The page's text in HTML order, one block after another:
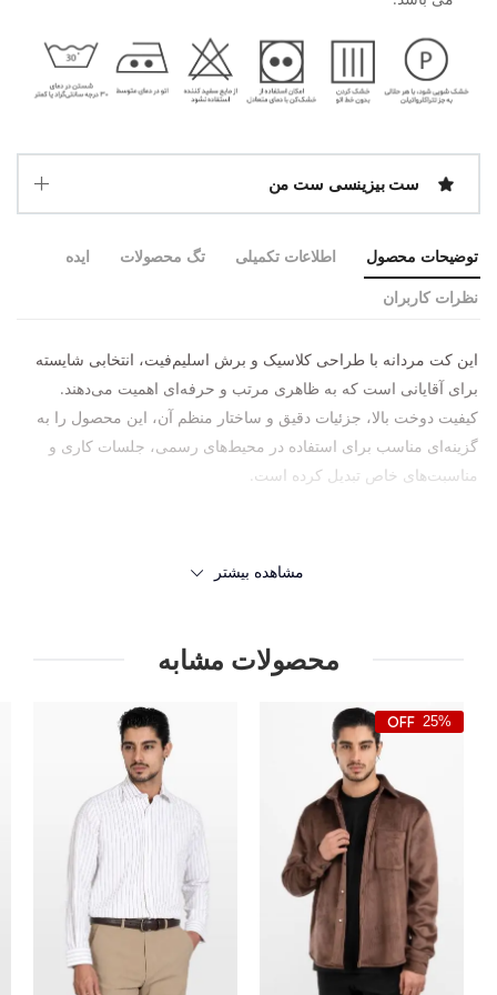
ست بیزینسی ست من
توضیحات محصول اطلاعات تکمیلی تگ محصولات ایده
نظرات کاربران
این کت مردانه با طراحی کلاسیک و برش اسلیم‌فیت، انتخابی شایسته
برای آقایانی است که به ظاهری مرتب و حرفه‌ای اهمیت می‌دهند.
کیفیت دوخت بالا، جزئیات دقیق و ساختار منظم آن، این محصول را به
گزینه‌ای مناسب برای استفاده در محیط‌های رسمی، جلسات کاری و
مناسبت‌های خاص تبدیل کرده است.
مشاهده بیشتر
محصولات مشابه
25%